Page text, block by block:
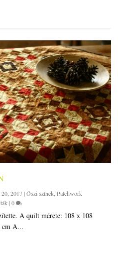
20, 2017|Őszi színek,Patchwork
|0
A quilt mérete: 108 x 108
cm A...